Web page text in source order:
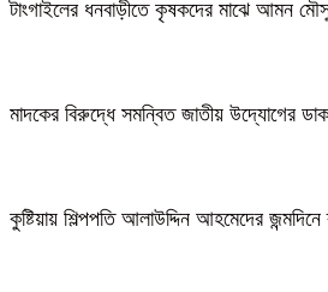
টাংগাইলের ধনবাড়ীতে কৃষকদের মাঝে আমন
মাদকের বিরুদ্ধে সমন্বিত জাতীয় উদ্যোগের
কুষ্টিয়ায় শিল্পপতি আলাউদ্দিন আহমেদের